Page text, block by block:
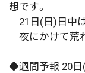
想です。
21日(日)日中
夜にかけて荒
◆週間予報 20日